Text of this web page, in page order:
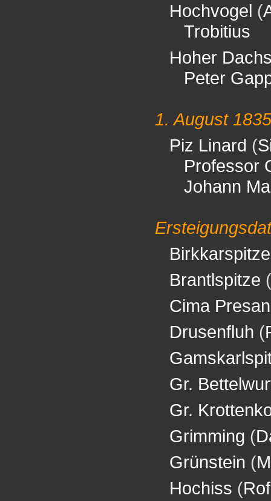
Hochvogel (
Trobitius
Hoher
Peter
1. August 1835
Piz Linard (
Professor
Johann
Birkkarspitze
Brantlspitze (
Cima
Drusenfluh (
Gr.
Gr.
Grimming (
Grünstein (
Hochiss (